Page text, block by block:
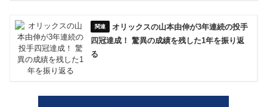
オリックスの山本由伸が3年連続の投手
四冠達成！ 驚異の成績を残した1年を振り返
る